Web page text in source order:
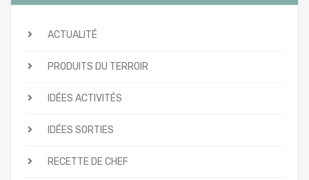
ACTUALITÉ
PRODUITS DU TERROIR
IDÉES ACTIVITÉS
IDÉES SORTIES
RECETTE DE CHEF